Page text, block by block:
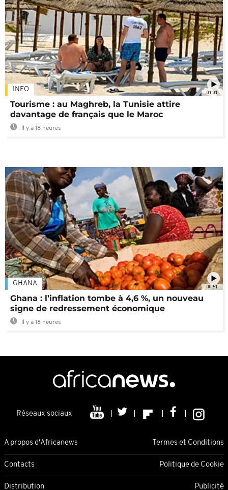
01:01
INFO
Tourisme : au Maghreb, la Tunisie attire
davantage de français que le Maroc
Il y a 18 heures
00:51
GHANA
Ghana : l’inflation tombe à 4,6 %, un nouveau
signe de redressement économique
Il y a 18 heures
Réseaux sociaux
A propos d'Africanews Termes et Conditions
Contacts Politique de Cookie
Distribution Publicité